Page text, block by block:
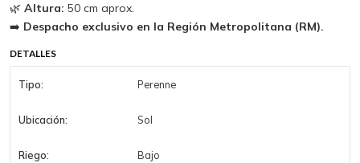
🌿 Altura: 50 cm aprox.
➡️ Despacho exclusivo en la Región Metropolitana (RM).
DETALLES
Tipo: Perenne
Ubicación: Sol
Riego: Bajo